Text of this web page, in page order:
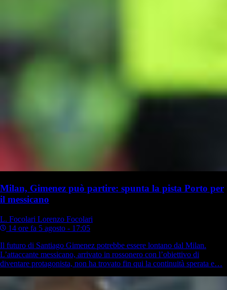
Milan, Gimenez può partire: spunta la pista Porto per
il messicano
L. Focolari Lorenzo Focolari
14 ore fa 5 agosto - 17:05
Il futuro di Santiago Gimenez potrebbe essere lontano dal Milan.
L’attaccante messicano, arrivato in rossonero con l’obiettivo di
diventare protagonista, non ha trovato fin qui la continuità sperata e…